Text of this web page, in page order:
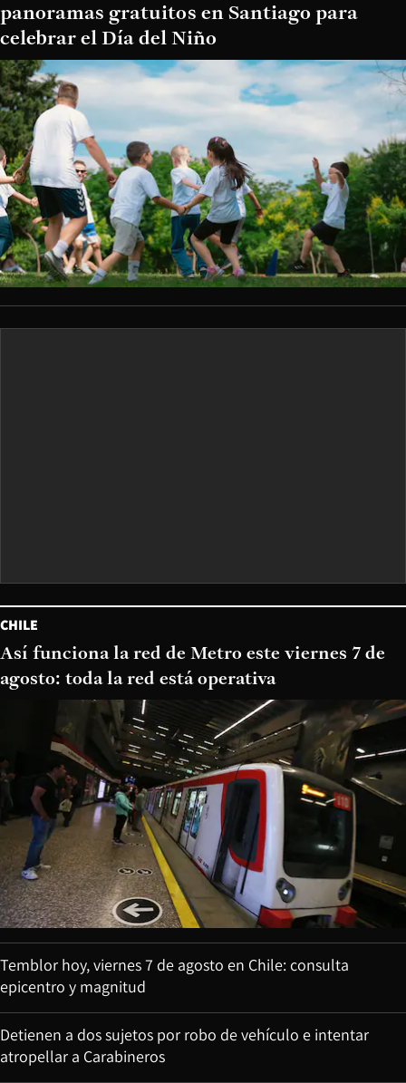
panoramas gratuitos en Santiago para
celebrar el Día del Niño
CHILE
Así funciona la red de Metro este viernes 7 de
agosto: toda la red está operativa
Temblor hoy, viernes 7 de agosto en Chile: consulta
epicentro y magnitud
Detienen a dos sujetos por robo de vehículo e intentar
atropellar a Carabineros